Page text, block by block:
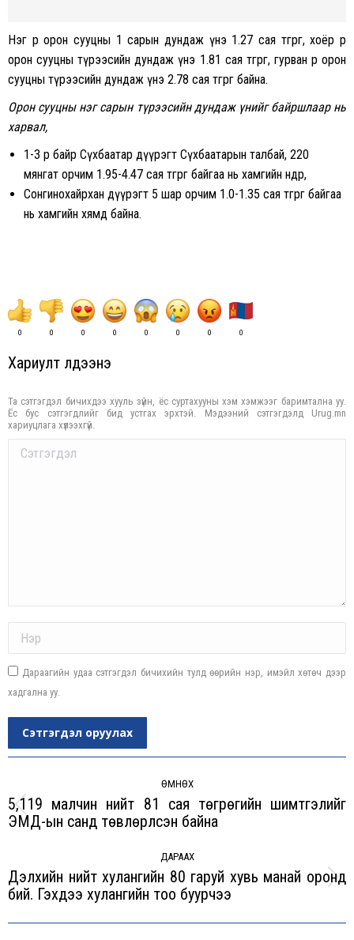
Нэг өрөө орон сууцны 1 сарын дундаж үнэ 1.27 сая төгрөг, хоёр өрөө
орон сууцны түрээсийн дундаж үнэ 1.81 сая төгрөг, гурван өрөө орон
сууцны түрээсийн дундаж үнэ 2.78 сая төгрөг байна.
Орон сууцны нэг сарын түрээсийн дундаж үнийг байршлаар нь
харвал,
1-3 өрөө байр Сүхбаатар дүүрэгт Сүхбаатарын талбай, 220
мянгат орчим 1.95-4.47 сая төгрөг байгаа нь хамгийн өндөр,
Сонгинохайрхан дүүрэгт 5 шар орчим 1.0-1.35 сая төгрөг байгаа
нь хамгийн хямд байна.
0 0 0 0 0 0 0 0
Хариулт үлдээнэ үү
Та сэтгэгдэл бичихдээ хууль зүйн, ёс суртахууны хэм хэмжээг баримтална уу.
Ёс бус сэтгэгдлийг бид устгах эрхтэй. Мэдээний сэтгэгдэлд Urug.mn
хариуцлага хүлээхгүй.
Comment
Дараагийн удаа сэтгэгдэл бичихийн тулд өөрийн нэр, имэйл хөтөч дээр
хадгална уу.
Сэтгэгдэл оруулах
ӨМНӨХ
Previous
5,119 малчин нийт 81 сая төгрөгийн шимтгэлийг
ЭМД-ын санд төвлөрүүлсэн байна
ДАРААХ
Next
post:
Дэлхийн нийт хулангийн 80 гаруй хувь манай оронд
бий. Гэхдээ хулангийн тоо буурчээ